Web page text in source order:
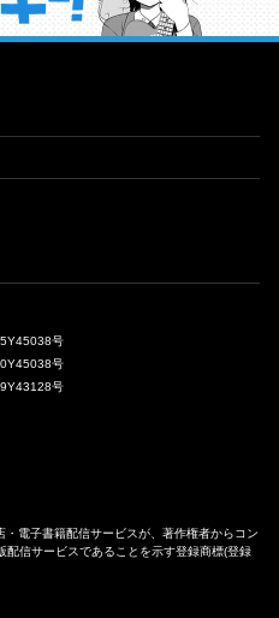
題！ ジャンプルーキー！
号
号
号
電子書籍配信サービスが、著作権者からコン
配信サービスであることを示す登録商標(登録